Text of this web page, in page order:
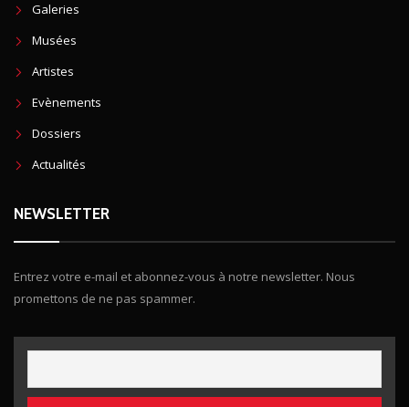
Galeries
Musées
Artistes
Evènements
Dossiers
Actualités
NEWSLETTER
Entrez votre e-mail et abonnez-vous à notre newsletter. Nous
promettons de ne pas spammer.